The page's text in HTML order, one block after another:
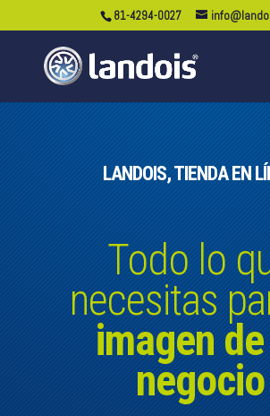
81-4294-0027
LANDOIS, TIENDA EN
Todo lo
necesitas
imagen
negocio